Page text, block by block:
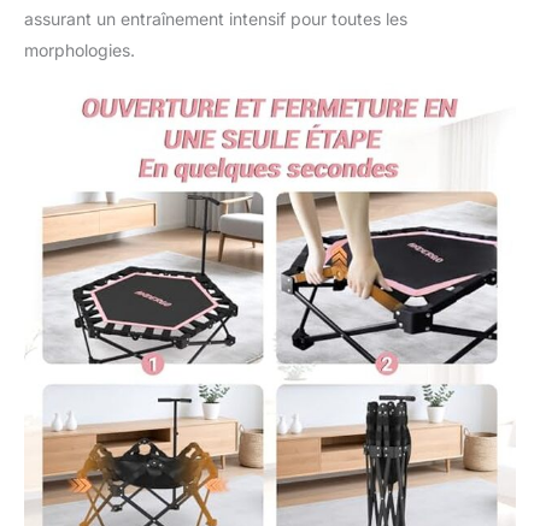
trampoline sans
assemblage élimine le
plusieurs parties et
dispose d'un cadre
triangulaire pliable
intégré, améliorant
considérablement sa
stabilité. Les pieds du
trampoline sont fixés
par des patins en
caoutchouc
antidérapants pour
réduire le bruit et
minimiser les
mouvements pendant
les sauts. Cela renforce
la sécurité lors de
l'utilisation du
trampoline Réglage de
assurant un entraînement intensif pour toutes les
morphologies.